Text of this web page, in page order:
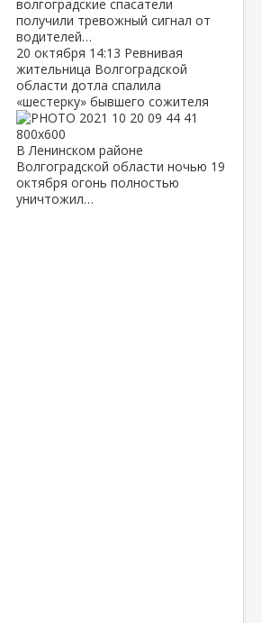
волгоградские спасатели
получили тревожный сигнал от
водителей…
20 октября 14:13 Ревнивая
жительница Волгоградской
области дотла спалила
«шестерку» бывшего сожителя
В Ленинском районе
Волгоградской области ночью 19
октября огонь полностью
уничтожил…